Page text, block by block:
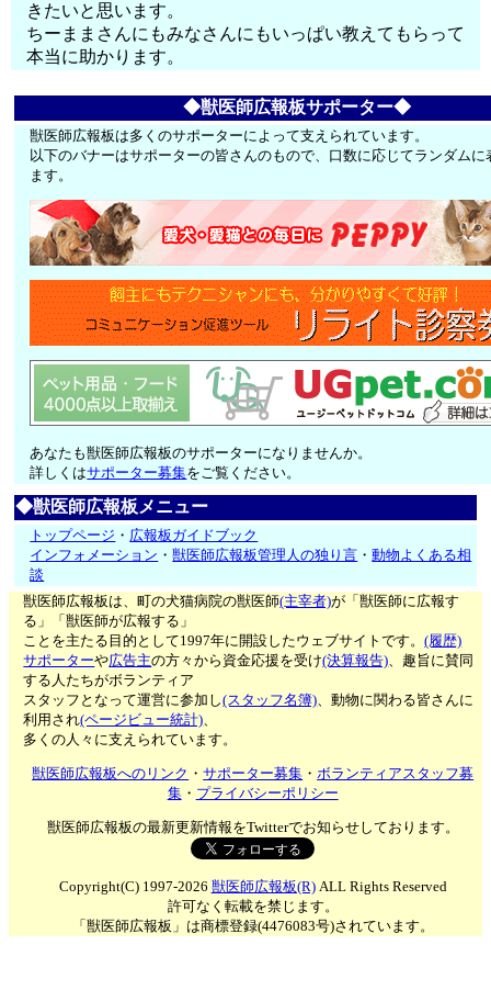
きたいと思います。
ちーままさんにもみなさんにもいっぱい教えてもらって
本当に助かります。
◆獣医師広報板サポーター◆
獣医師広報板は多くのサポーターによって支えられています。
以下のバナーはサポーターの皆さんのもので、口数に応じてランダムに
ます。
あなたも獣医師広報板のサポーターになりませんか。
詳しくはサポーター募集をご覧ください。
◆獣医師広報板メニュー
トップページ ・ 広報板ガイドブック
インフォメーション ・獣医師広報板管理人の独り言 ・動物よくある相
談
獣医師広報板は、町の犬猫病院の獣医師(主宰者)が「獣医師に広報す
る」「獣医師が広報する」
ことを主たる目的として1997年に開設したウェブサイトです。(履歴)
サポーターや広告主の方々から資金応援を受け(決算報告)、趣旨に賛同
する人たちがボランティア
スタッフとなって運営に参加し(スタッフ名簿)、動物に関わる皆さんに
利用され(ページビュー統計)、
多くの人々に支えられています。
獣医師広報板へのリンク ・サポーター募集 ・ボランティアスタッフ募
集・ プライバシーポリシー
獣医師広報板の最新更新情報をTwitterでお知らせしております。
Copyright(C) 1997-2026 獣医師広報板(R)ALL Rights Reserved
許可なく転載を禁じます。
「獣医師広報板」は商標登録(4476083号)されています。